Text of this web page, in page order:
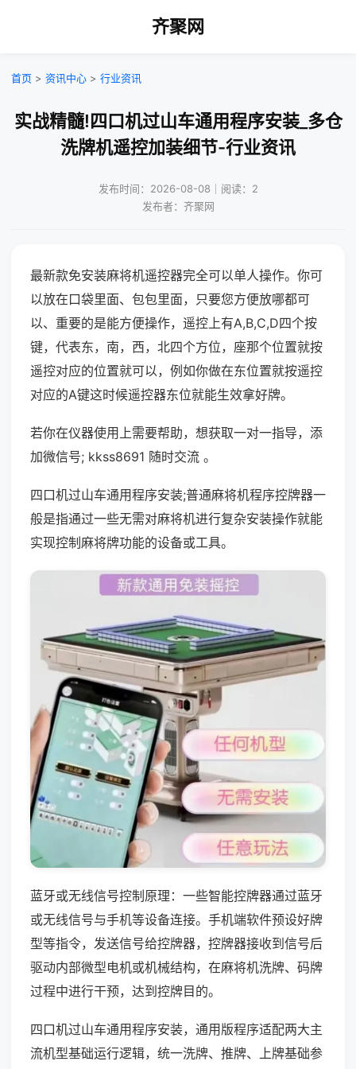
齐聚网
首页 > 资讯中心 > 行业资讯
实战精髓!四口机过山车通用程序安装_多仓
洗牌机遥控加装细节-行业资讯
发布时间：2026-08-08｜阅读：2
发布者：齐聚网
最新款免安装麻将机遥控器完全可以单人操作。你可
以放在口袋里面、包包里面，只要您方便放哪都可
以、重要的是能方便操作，遥控上有A,B,C,D四个按
键，代表东，南，西，北四个方位，座那个位置就按
遥控对应的位置就可以，例如你做在东位置就按遥控
对应的A键这时候遥控器东位就能生效拿好牌。
若你在仪器使用上需要帮助，想获取一对一指导，添
加微信号; kkss8691 随时交流 。
四口机过山车通用程序安装;普通麻将机程序控牌器一
般是指通过一些无需对麻将机进行复杂安装操作就能
实现控制麻将牌功能的设备或工具。
蓝牙或无线信号控制原理：一些智能控牌器通过蓝牙
或无线信号与手机等设备连接。手机端软件预设好牌
型等指令，发送信号给控牌器，控牌器接收到信号后
驱动内部微型电机或机械结构，在麻将机洗牌、码牌
过程中进行干预，达到控牌目的。
四口机过山车通用程序安装，通用版程序适配两大主
流机型基础运行逻辑，统一洗牌、推牌、上牌基础参